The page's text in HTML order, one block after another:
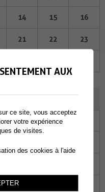
14 15 16
21 22 23
Ve Sa
19
AUX
ce site, vous acceptez
votre expérience
de visites.
des cookies à l'aide